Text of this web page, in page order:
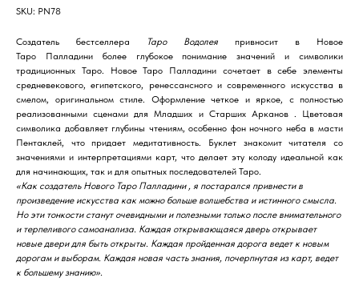
SKU: PN78
Создатель бестселлера Таро Водолея привносит в Новое
Таро Палладини более глубокое понимание значений и символики
традиционных Таро. Новое Таро Палладини сочетает в себе элементы
средневекового, египетского, ренессансного и современного искусства в
смелом, оригинальном стиле. Оформление четкое и яркое, с полностью
реализованными сценами для Младших и Старших Арканов . Цветовая
символика добавляет глубины чтениям, особенно фон ночного неба в масти
Пентаклей, что придает медитативность. Буклет знакомит читателя со
значениями и интерпретациями карт, что делает эту колоду идеальной как
для начинающих, так и для опытных последователей Таро.
«Как создатель Нового Таро Палладини , я постарался привнести в
произведение искусства как можно больше волшебства и истинного смысла.
Но эти тонкости станут очевидными и полезными только после внимательного
и терпеливого самоанализа. Каждая открывающаяся дверь открывает
новые двери для быть открыты. Каждая пройденная дорога ведет к новым
дорогам и выборам. Каждая новая часть знания, почерпнутая из карт, ведет
к большему знанию».